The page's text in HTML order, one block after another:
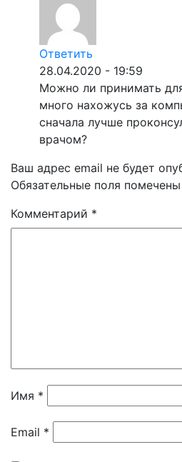
Ответить
28.04.2020 - 19:59
Можно ли принимать
много нахожусь за
сначала лучше
врачом?
Ваш адрес email не будет
Обязательные поля помечены
Комментарий *
Имя *
Email *